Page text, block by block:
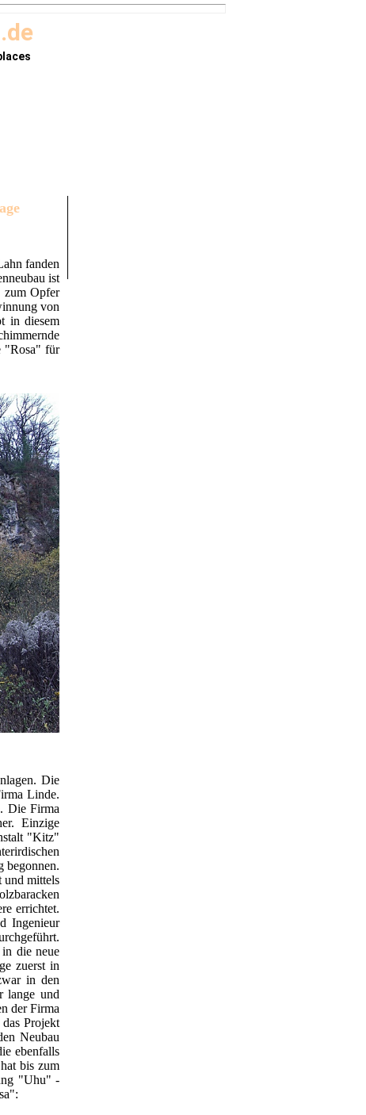
fanden
ist
zum Opfer
von
in diesem
"Rosa" für
Die
Linde.
Die Firma
Einzige
"Kitz"
begonnen.
und mittels
errichtet.
Ingenieur
die neue
zuerst in
in den
lange und
der Firma
Projekt
Neubau
ebenfalls
bis zum
"Uhu" -